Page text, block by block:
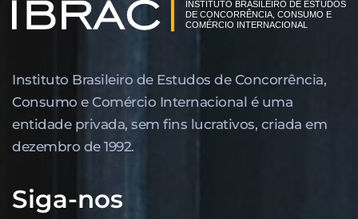
Instituto Brasileiro de Estudos de Concor­rência,
Consumo e Comércio Internacional é uma
entidade privada, sem fins lucrativos, criada em
dezembro de 1992.
Siga-nos